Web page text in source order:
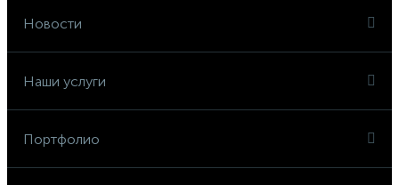
Новости
Наши услуги
Портфолио